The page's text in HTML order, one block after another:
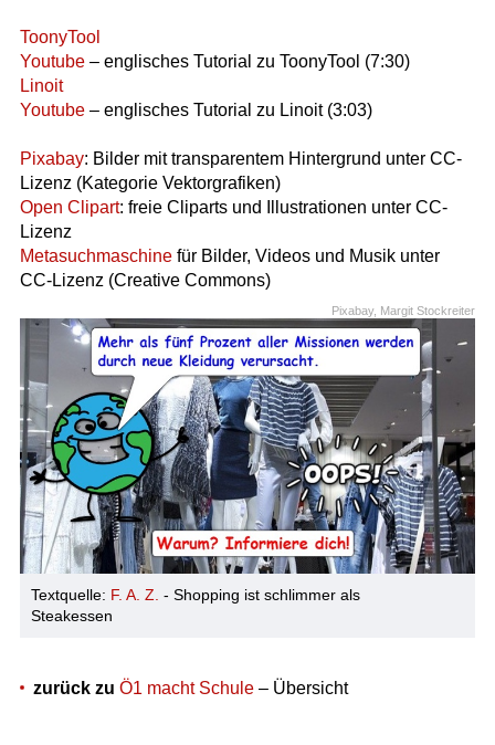
ToonyTool
Youtube– englisches Tutorial zu ToonyTool (7:30)
Linoit
Youtube– englisches Tutorial zu Linoit (3:03)
Pixabay: Bilder mit transparentem Hintergrund unter CC-
Lizenz (Kategorie Vektorgrafiken)
Open Clipart: freie Cliparts und Illustrationen unter CC-
Lizenz
Metasuchmaschinefür Bilder, Videos und Musik unter
CC-Lizenz (Creative Commons)
Textquelle: F. A. Z. - Shopping ist schlimmer als
Steakessen
Pixabay, Margit Stockreiter
zurück zu Ö1 macht Schule– Übersicht